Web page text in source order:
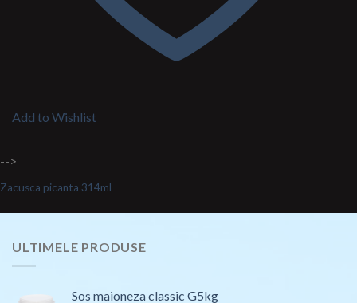
Add to Wishlist
-->
Zacusca picanta 314ml
ULTIMELE PRODUSE
Sos maioneza classic G5kg